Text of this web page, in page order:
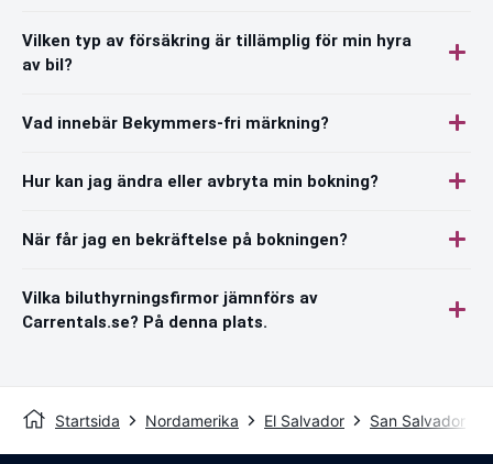
Vilken typ av försäkring är tillämplig för min hyra
av bil?
Vad innebär Bekymmers-fri märkning?
Hur kan jag ändra eller avbryta min bokning?
När får jag en bekräftelse på bokningen?
Vilka biluthyrningsfirmor jämnförs av
Carrentals.se? På denna plats.
Startsida Nordamerika El Salvador San Salvador